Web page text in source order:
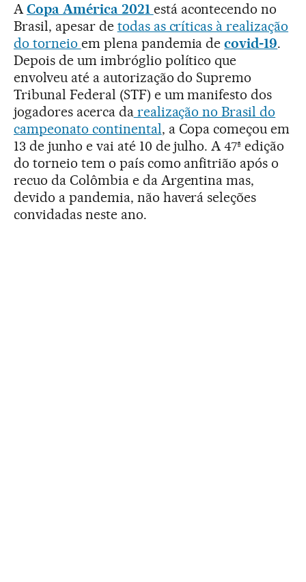
ACopa América 2021 está acontecendo no
Brasil, apesar de todas as críticas à realização
do torneio em plena pandemia decovid-19.
Depois de um imbróglio político que
envolveu até a autorização do Supremo
Tribunal Federal (STF) e um manifesto dos
jogadores acerca darealização no Brasil do
campeonato continental, a Copa começou em
13 de junho e vai até 10 de julho. A 47ª edição
do torneio tem o país como anfitrião após o
recuo da Colômbia e da Argentina mas,
devido a pandemia, não haverá seleções
convidadas neste ano.